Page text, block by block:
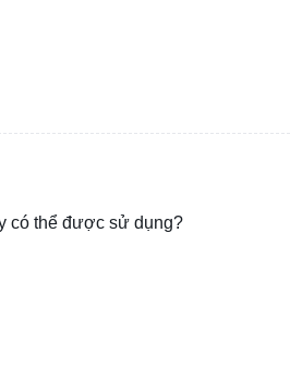
có thể được sử dụng?